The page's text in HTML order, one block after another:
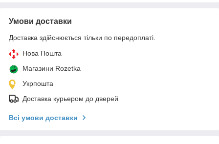
Умови доставки
Доставка здійснюється тільки по передоплаті.
Нова Пошта
Магазини Rozetka
Укрпошта
Доставка курьером до дверей
Всі умови доставки